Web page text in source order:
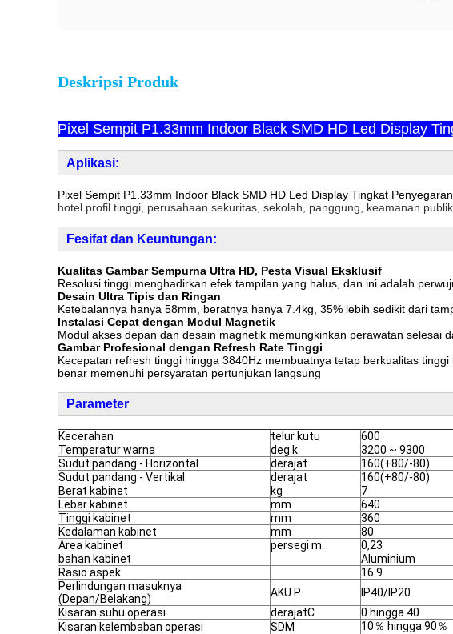
Deskripsi Produk
Pixel Sempit P1.33mm Indoor Black SMD HD Led Display
Aplikasi:
Pixel Sempit P1.33mm Indoor Black SMD HD Led Display Tingkat
hotel profil tinggi, perusahaan sekuritas, sekolah, panggung, keamanan
Fesifat dan Keuntungan:
Kualitas Gambar Sempurna Ultra HD, Pesta Visual Eksklusif
Resolusi tinggi menghadirkan efek tampilan yang halus, dan ini adalah
Desain Ultra Tipis dan Ringan
Ketebalannya hanya 58mm, beratnya hanya 7.4kg, 35% lebih sedikit dari
Instalasi Cepat dengan Modul Magnetik
Modul akses depan dan desain magnetik memungkinkan perawatan selesai
Gambar Profesional dengan Refresh Rate Tinggi
Kecepatan refresh tinggi hingga 3840Hz membuatnya tetap berkualitas
benar memenuhi persyaratan pertunjukan langsung
Parameter
Kecerahan telur kutu
600
Temperatur warna
deg.k
3200 ~ 9300
Sudut pandang - Horizontal
derajat
160(+80/-80)
Sudut pandang - Vertikal
derajat
160(+80/-80)
Berat kabinet
kg
7
Lebar kabinet
mm
640
Tinggi kabinet
mm
360
Kedalaman kabinet
mm
80
Area kabinet
persegi m.
0,23
bahan kabinet
Aluminium
Rasio aspek
16:9
Perlindungan masuknya
(Depan/Belakang)
AKU P
IP40/IP20
Kisaran suhu operasi
derajatC
0 hingga 40
Kisaran kelembaban operasi
SDM
10％ hingga 90％